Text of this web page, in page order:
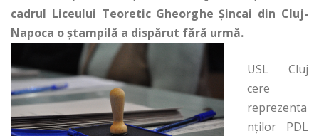
cadrul Liceului Teoretic Gheorghe Șincai din Cluj-
Napoca o ștampilă a dispărut fără urmă.
USL Cluj
cere
reprezenta
nților PDL